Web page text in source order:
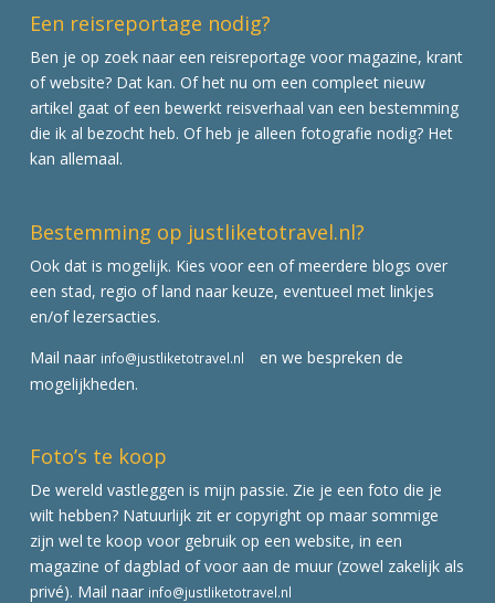
Een reisreportage nodig?
Ben je op zoek naar een reisreportage voor magazine, krant
of website? Dat kan. Of het nu om een compleet nieuw
artikel gaat of een bewerkt reisverhaal van een bestemming
die ik al bezocht heb. Of heb je alleen fotografie nodig? Het
kan allemaal.
Bestemming op justliketotravel.nl?
Ook dat is mogelijk. Kies voor een of meerdere blogs over
een stad, regio of land naar keuze, eventueel met linkjes
en/of lezersacties.
Mail naar info@justliketotravel.nl
en we bespreken de
mogelijkheden.
Foto’s te koop
De wereld vastleggen is mijn passie. Zie je een foto die je
wilt hebben? Natuurlijk zit er copyright op maar sommige
zijn wel te koop voor gebruik op een website, in een
magazine of dagblad of voor aan de muur (zowel zakelijk als
privé). Mail naar info@justliketotravel.nl